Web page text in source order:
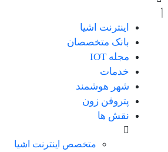
اینترنت اشیا
بانک متخصصان
مجله IOT
خدمات
شهر هوشمند
پتروفن زون
نقش ها
متخصص اینترنت اشیا